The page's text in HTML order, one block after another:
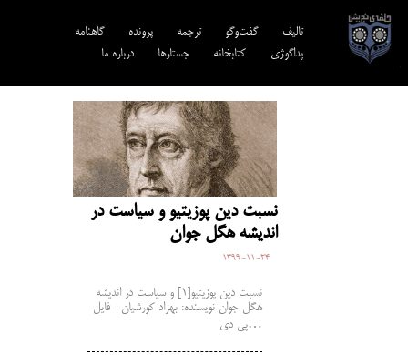
تالیف‎‌ گفت‌وگو ترجمه‌ پرونده
گاهنامه
پداگوژی
کتابخانه جستارها درباره ما
نسبت دین پوزیتیو و سیاست در
اندیشه هگل جوان
1399-11-24
نسبت دین پوزیتیو[1] و سیاست در اندیشه
هگل جوان نویسنده: بهزاد کورشیان فایل
پی دی…